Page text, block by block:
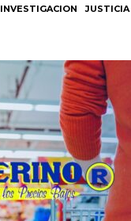
g
r
a
INVESTIGACION JUSTICIA